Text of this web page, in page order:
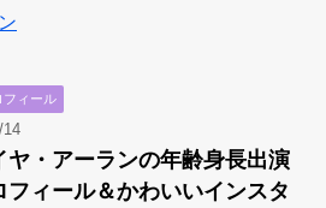
フィール
14
ヤ・アーランの年齢身長出演
フィール＆かわいいインスタ